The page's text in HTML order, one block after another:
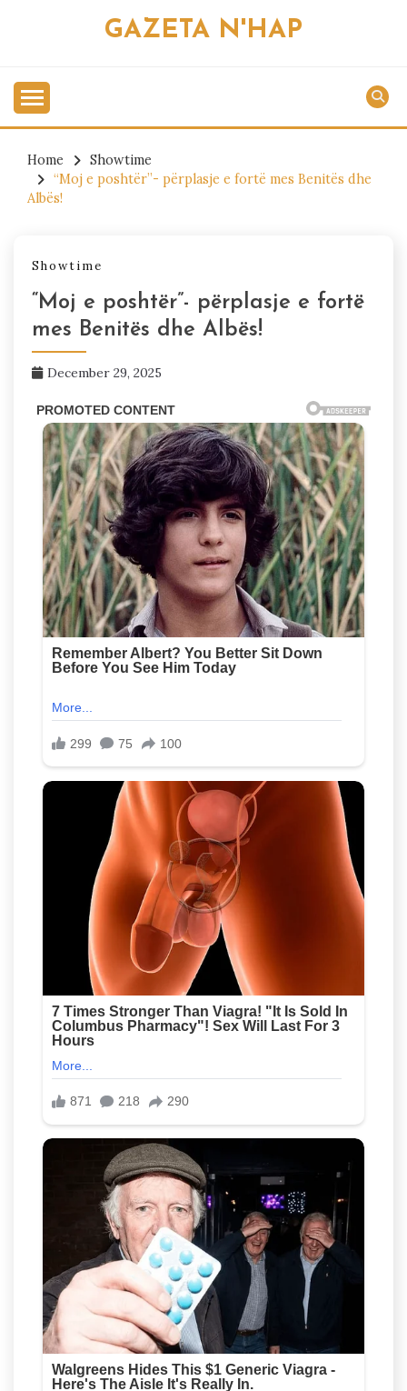
GAZETA N'HAP
Home
Showtime
“Moj e poshtër”- përplasje e fortë mes Benitës dhe
Albës!
Showtime
“Moj e poshtër”- përplasje e fortë
mes Benitës dhe Albës!
December 29, 2025